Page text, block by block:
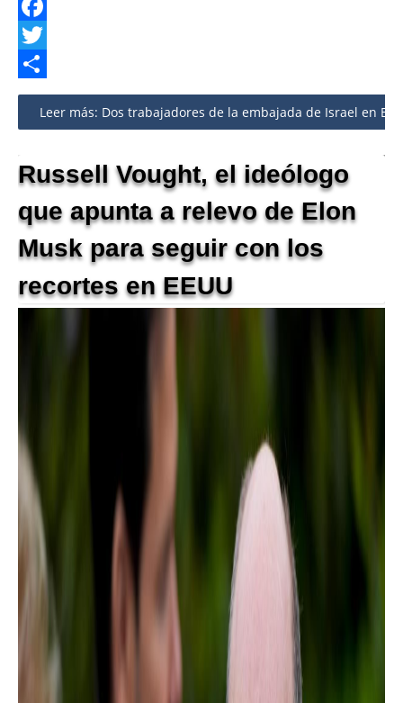
Facebook
Twitter
Share
Leer más: Dos trabajadores de la embajada de Israel en
Russell Vought, el ideólogo
que apunta a relevo de Elon
Musk para seguir con los
recortes en EEUU